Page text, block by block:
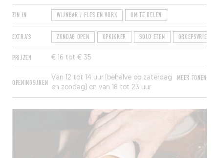
ZIN IN WIJNBAR / FLES EN VORK OM TE DELEN
EXTRA'S ZONDAG OPEN OPKIKKER SOLO ETEN
PRIJZEN € 16 tot € 35
OPENINGSUREN
Van 12 tot 14 uur (behalve op zaterdag
en zondag) en van 18 tot 23 uur
(laatste bestelling om 21.30 uur).
MEER TONEN